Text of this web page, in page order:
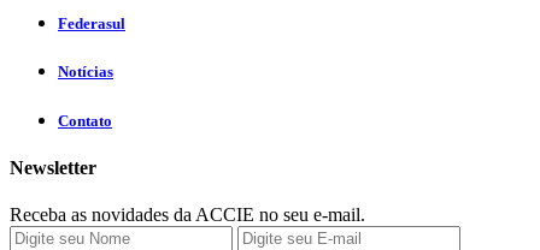
Federasul
Notícias
Contato
Newsletter
Receba as novidades da ACCIE no seu e-mail.